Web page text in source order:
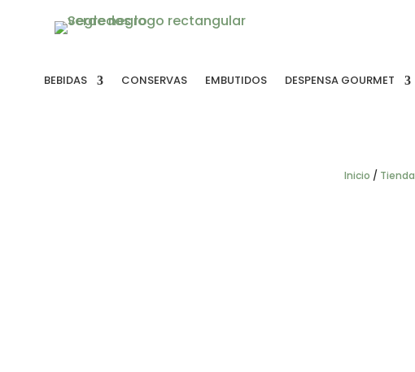
BEBIDAS CONSERVAS EMBUTIDOS DESPENSA GOURMET
Inicio / Tienda